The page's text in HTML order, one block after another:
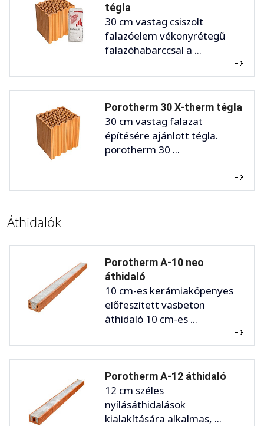
tégla
30 cm vastag csiszolt
falazóelem vékonyrétegű
falazóhabarccsal a ...
Porotherm 30 X-therm tégla
30 cm vastag falazat
építésére ajánlott tégla.
porotherm 30 ...
Áthidalók
Porotherm A-10 neo
áthidaló
10 cm-es kerámiaköpenyes
előfeszített vasbeton
áthidaló 10 cm-es ...
Porotherm A-12 áthidaló
12 cm széles
nyílásáthidalások
kialakítására alkalmas, ...